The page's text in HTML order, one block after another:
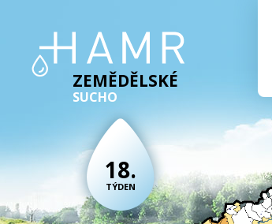
ZEMĚDĚLSKÉ
SUCHO
18.
TÝDEN